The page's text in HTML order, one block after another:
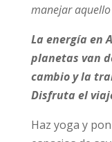
manejar
La energía en
planetas van
cambio y la
Disfruta el
Haz yoga y